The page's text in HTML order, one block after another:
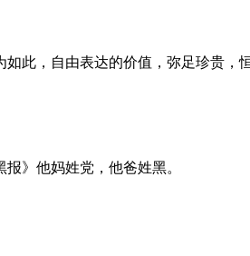
此，自由表达的价值，弥足珍贵，
》他妈姓党，他爸姓黑。